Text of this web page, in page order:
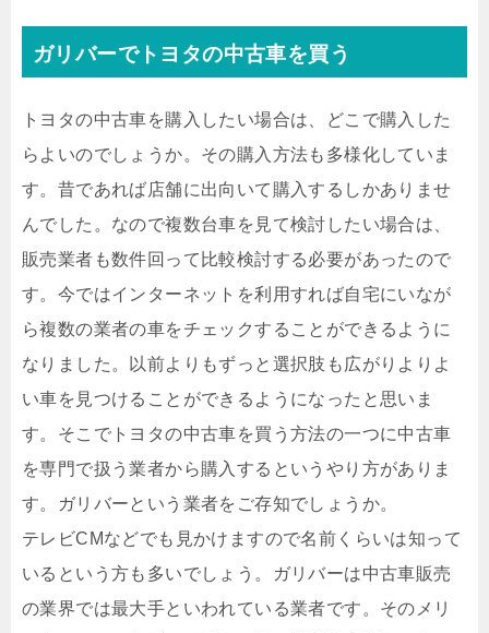
ガリバーでトヨタの中古車を買う
トヨタの中古車を購入したい場合は、どこで購入した
らよいのでしょうか。その購入方法も多様化していま
す。昔であれば店舗に出向いて購入するしかありませ
んでした。なので複数台車を見て検討したい場合は、
販売業者も数件回って比較検討する必要があったので
す。今ではインターネットを利用すれば自宅にいなが
ら複数の業者の車をチェックすることができるように
なりました。以前よりもずっと選択肢も広がりよりよ
い車を見つけることができるようになったと思いま
す。そこでトヨタの中古車を買う方法の一つに中古車
を専門で扱う業者から購入するというやり方がありま
す。ガリバーという業者をご存知でしょうか。
テレビCMなどでも見かけますので名前くらいは知って
いるという方も多いでしょう。ガリバーは中古車販売
の業界では最大手といわれている業者です。そのメリ